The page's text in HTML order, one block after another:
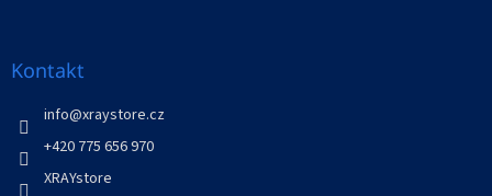
Kontakt
info@xraystore.cz
+420 775 656 970
XRAYstore